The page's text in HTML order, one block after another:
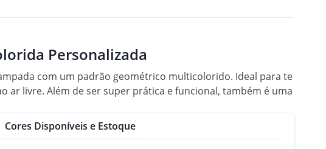
Personalizada
com um padrão geométrico multicolorido. Ideal para te
ar livre. Além de ser super prática e funcional, também é uma
Cores Disponíveis e Estoque